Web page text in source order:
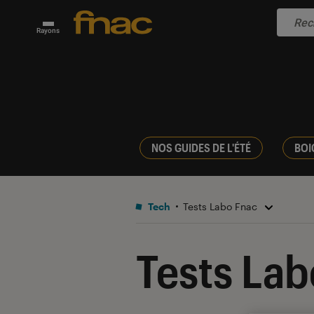
Rayons
NOS GUIDES DE L'ÉTÉ
Tech Tests Labo Fnac
Tests